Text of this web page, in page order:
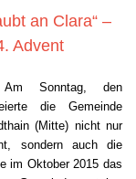
an Clara“ –
Advent
Am Sonntag, den
die Gemeinde
(Mitte) nicht nur
sondern auch die
im Oktober 2015 das